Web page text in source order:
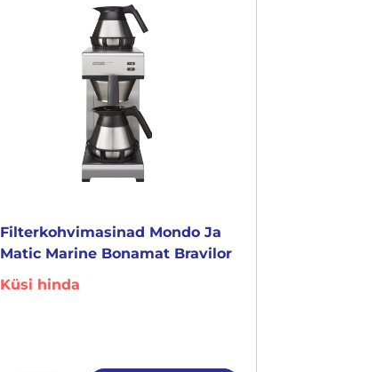
Filterkohvimasinad Mondo Ja
Matic Marine Bonamat Bravilor
Küsi hinda